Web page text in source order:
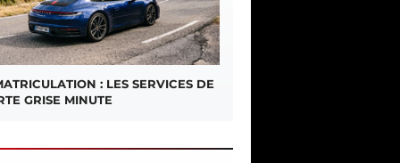
: LES SERVICES DE
GRISE MINUTE